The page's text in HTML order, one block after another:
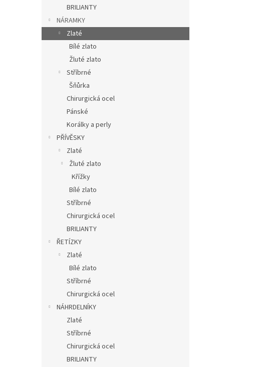
BRILIANTY
NÁRAMKY
Zlaté
Bílé zlato
Žluté zlato
Stříbrné
Šňůrka
Chirurgická ocel
Pánské
Korálky a perly
PŘÍVĚSKY
Zlaté
Žluté zlato
Křížky
Bílé zlato
Stříbrné
Chirurgická ocel
BRILIANTY
ŘETÍZKY
Zlaté
Bílé zlato
Stříbrné
Chirurgická ocel
NÁHRDELNÍKY
Zlaté
Stříbrné
Chirurgická ocel
BRILIANTY